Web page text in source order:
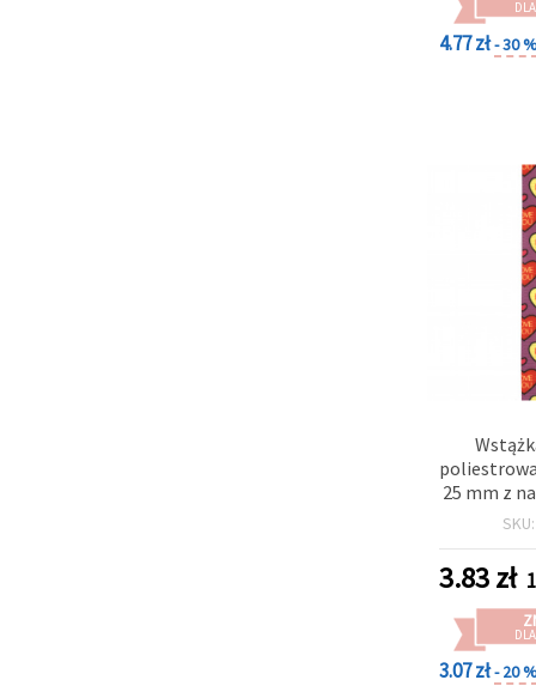
4.77 zł- 30
25 mm z
napisemSKU:
3.83zł
3.07 zł- 20